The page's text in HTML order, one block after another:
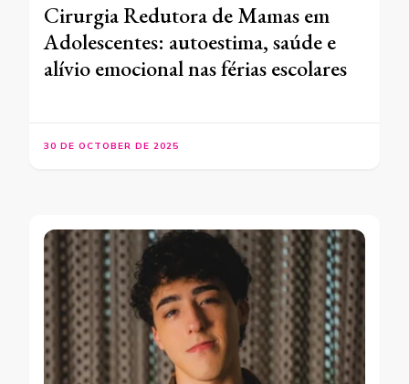
Cirurgia Redutora de Mamas em
Adolescentes: autoestima, saúde e
alívio emocional nas férias escolares
30 DE OCTOBER DE 2025